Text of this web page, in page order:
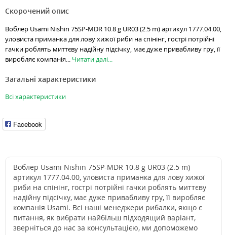
Скорочений опис
Воблер Usami Nishin 75SP-MDR 10.8 g UR03 (2.5 m) артикул 1777.04.00,
уловиста приманка для лову хижої риби на спінінг, гострі потрійні
гачки роблять миттєву надійну підсічку, має дуже привабливу гру, її
виробляє компанія... Читати далі...
Загальні характеристики
Всі характеристики
Facebook
Воблер Usami Nishin 75SP-MDR 10.8 g UR03 (2.5 m)
артикул 1777.04.00, уловиста приманка для лову хижої
риби на спінінг, гострі потрійні гачки роблять миттєву
надійну підсічку, має дуже привабливу гру, її виробляє
компанія Usami. Всі наші менеджери рибалки, якщо є
питання, як вибрати найбільш підходящий варіант,
зверніться до нас за консультацією, ми допоможемо